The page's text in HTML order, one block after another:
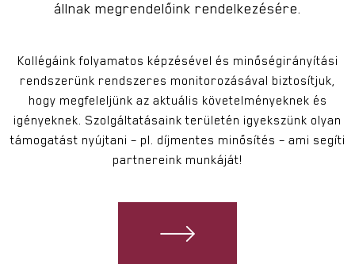
állnak megrendelőink rendelkezésére.
Kollégáink folyamatos képzésével és minőségirányítási
rendszerünk rendszeres monitorozásával biztosítjuk,
hogy megfeleljünk az aktuális követelményeknek és
igényeknek. Szolgáltatásaink területén igyekszünk olyan
támogatást nyújtani – pl. díjmentes minősítés – ami segíti
partnereink munkáját!